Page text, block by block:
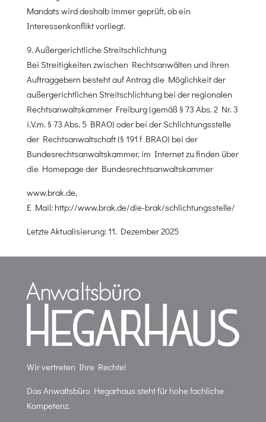
Mandats wird deshalb immer geprüft, ob ein
Interessenkonflikt vorliegt.
9. Außergerichtliche Streitschlichtung
Bei Streitigkeiten zwischen Rechtsanwälten und ihren
Auftraggebern besteht auf Antrag die Möglichkeit der
außergerichtlichen Streitschlichtung bei der regionalen
Rechtsanwaltskammer Freiburg (gemäß § 73 Abs. 2 Nr. 3
i.V.m. § 73 Abs. 5 BRAO) oder bei der Schlichtungsstelle
der Rechtsanwaltschaft (§ 191 f BRAO) bei der
Bundesrechtsanwaltskammer, im Internet zu finden über
die Homepage der Bundesrechtsanwaltskammer
www.brak.de,
E Mail: http://www.brak.de/die-brak/schlichtungsstelle/
Letzte Aktualisierung: 11. Dezember 2025
Wir vertreten Ihre Rechte!
Das Anwaltsbüro Hegarhaus steht für hohe fachliche
Kompetenz.